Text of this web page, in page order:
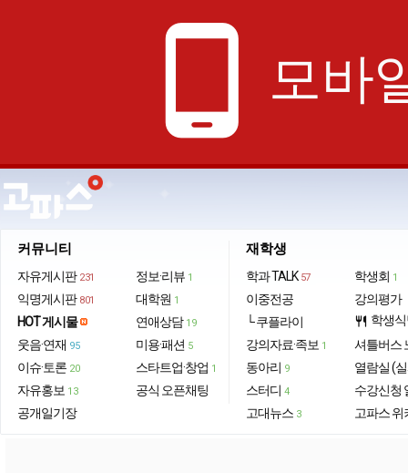
phone_android 모바
커뮤니티
자유게시판 231
익명게시판 801
HOT 게시물
웃음·연재 95
이슈·토론 20
자유홍보 13
공개일기장
정보·리뷰 1
대학원 1
연애상담 19
미용·패션 5
스타트업·창업 1
공식 오픈채팅
재학생
학과 TALK 57
이중전공
└ 쿠플라이
강의자료·족보 1
동아리 9
스터디 4
고대뉴스 3
학생회 1
강의평가
restaurant 학생
셔틀버스
열람실 (
수강신청
고파스 위